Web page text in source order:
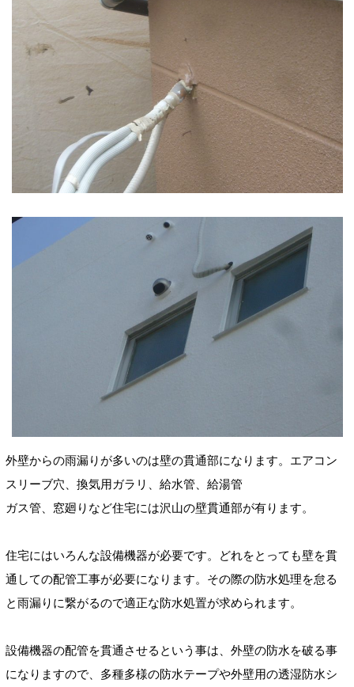
外壁からの雨漏りが多いのは壁の貫通部になります。エアコン
スリーブ穴、換気用ガラリ、給水管、給湯管
ガス管、窓廻りなど住宅には沢山の壁貫通部が有ります。
住宅にはいろんな設備機器が必要です。どれをとっても壁を貫
通しての配管工事が必要になります。その際の防水処理を怠る
と雨漏りに繋がるので適正な防水処置が求められます。
設備機器の配管を貫通させるという事は、外壁の防水を破る事
になりますので、多種多様の防水テープや外壁用の透湿防水シ